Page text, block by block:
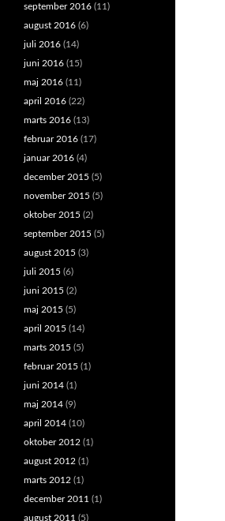
september 2016 (11)
august 2016 (6)
juli 2016 (14)
juni 2016 (15)
maj 2016 (11)
april 2016 (22)
marts 2016 (13)
februar 2016 (17)
januar 2016 (4)
december 2015 (5)
november 2015 (5)
oktober 2015 (2)
september 2015 (5)
august 2015 (3)
juli 2015 (6)
juni 2015 (2)
maj 2015 (5)
april 2015 (14)
marts 2015 (5)
februar 2015 (1)
juni 2014 (1)
maj 2014 (9)
april 2014 (10)
oktober 2012 (1)
august 2012 (1)
marts 2012 (1)
december 2011 (1)
august 2011 (5)